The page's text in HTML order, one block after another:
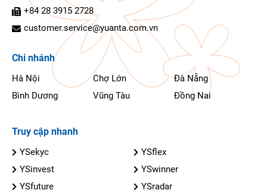
+84 28 3915 2728
customer.service@yuanta.com.vn
Chi nhánh
Hà Nội Chợ Lớn
Đà Nẵng
Bình Dương
Vũng Tàu Đồng Nai
Truy cập nhanh
YSekyc
YSflex
YSinvest
YSwinner
YSfuture
YSradar